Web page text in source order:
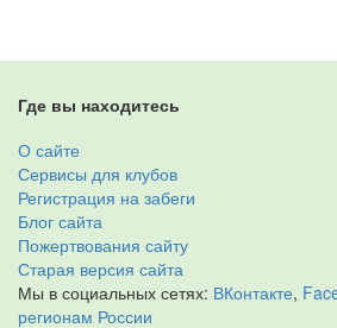
Где вы находитесь
О сайте
Сервисы для клубов
Регистрация на забеги
Блог сайта
Пожертвования сайту
Старая версия сайта
Мы в социальных сетях: ВКонтакте,
регионам России